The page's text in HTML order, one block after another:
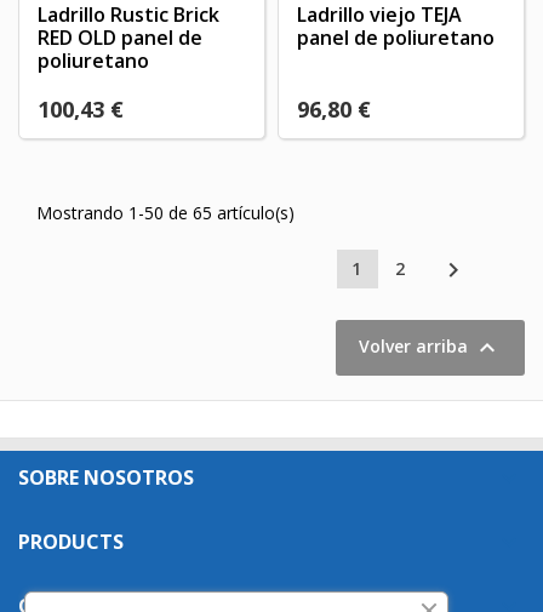
Ladrillo Rustic Brick
RED OLD panel de
poliuretano
100,43 €
Ladrillo viejo TEJA
panel de poliuretano
96,80 €
Mostrando 1-50 de 65 artículo(s)
1 2 
Volver arriba 
SOBRE NOSOTROS
PRODUCTS
OUR COMPANY